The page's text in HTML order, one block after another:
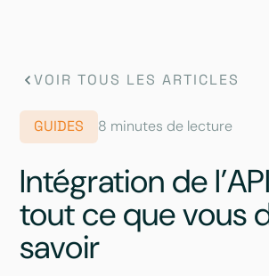
VOIR TOUS LES ARTICLES
GUIDES 8 minutes de lecture
Intégration de
tout ce que vous
savoir